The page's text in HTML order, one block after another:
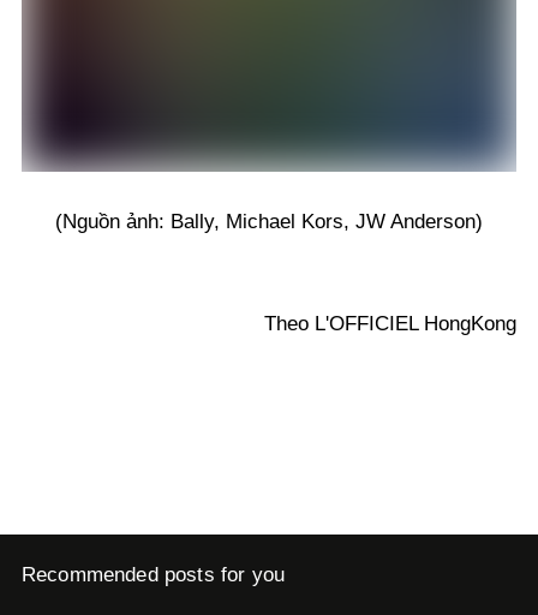
(Nguồn ảnh: Bally, Michael Kors, JW Anderson)
Theo L'OFFICIEL HongKong
Recommended posts for you